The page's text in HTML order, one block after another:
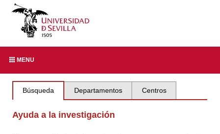
MENU
Búsqueda Departamentos Centros
Ayuda a la investigación